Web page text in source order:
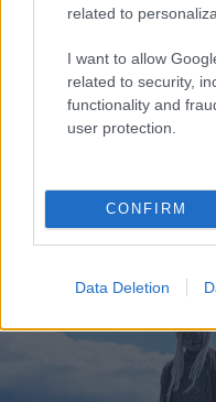
related to
I want to allow
related to security,
functionality and
user protection.
CONFIRM
Data Deletion
Matt Smith egy átlagos
TOT/KGC Photo
Corlys
Toussaint